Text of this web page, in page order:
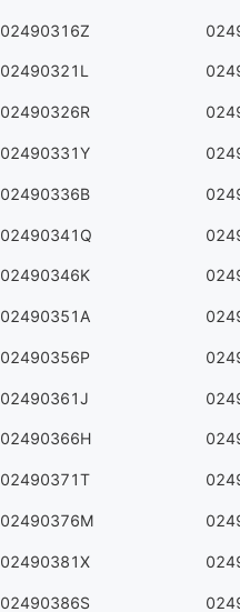
02490316Z
02490321L
02490326R
02490331Y
02490336B
02490341Q
02490346K
02490351A
02490356P
02490361J
02490366H
02490371T
02490376M
02490381X
02490386S